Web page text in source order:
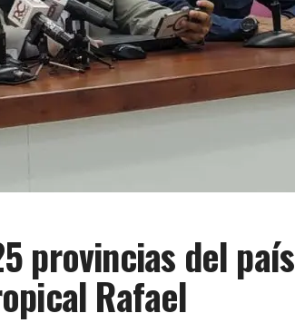
provincias del país
Rafael